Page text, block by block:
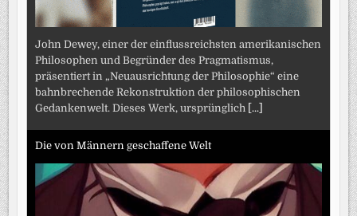
John Dewey, einer der einflussreichsten amerikanischen
Philosophen und Begründer des Pragmatismus,
präsentiert in „Neuausrichtung der Philosophie“ eine
bahnbrechende Rekonstruktion der philosophischen
Gedankenwelt. Dieses Werk, ursprünglich [...]
Die von Männern geschaffene Welt